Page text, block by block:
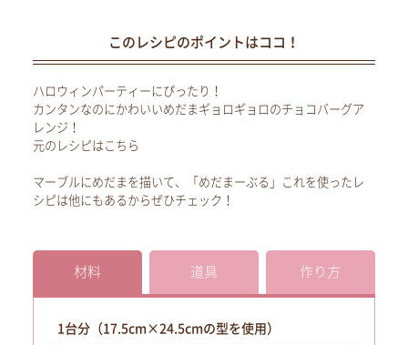
このレシピのポイントはココ！
ハロウィンパーティーにぴったり！
カンタンなのにかわいいめだまギョロギョロのチョコバーグア
レンジ！
元のレシピはこちら
マーブルにめだまを描いて、「めだまーぶる」これを使ったレ
シピは他にもあるからぜひチェック！
材料 道具 作り方
1台分（17.5cm×24.5cmの型を使用）